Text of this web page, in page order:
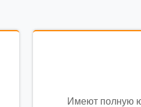
Имеют полную